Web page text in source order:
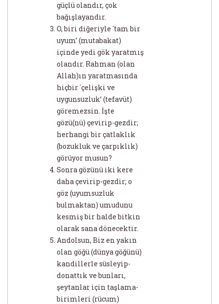
güçlü olandır, çok
bağışlayandır.
O, biri diğeriyle ´tam bir
uyum’ (mutabakat)
içinde yedi gök yaratmış
olandır. Rahman (olan
Allah)ın yaratmasında
hiçbir ´çelişki ve
uygunsuzluk’ (tefavüt)
göremezsin. İşte
gözü(nü) çevirip-gezdir;
herhangi bir çatlaklık
(bozukluk ve çarpıklık)
görüyor musun?
Sonra gözünü iki kere
daha çevirip-gezdir; o
göz (uyumsuzluk
bulmaktan) umudunu
kesmiş bir halde bitkin
olarak sana dönecektir.
Andolsun, Biz en yakın
olan göğü (dünya göğünü)
kandillerle süsleyip-
donattık ve bunları,
şeytanlar için taşlama-
birimleri (rücum)